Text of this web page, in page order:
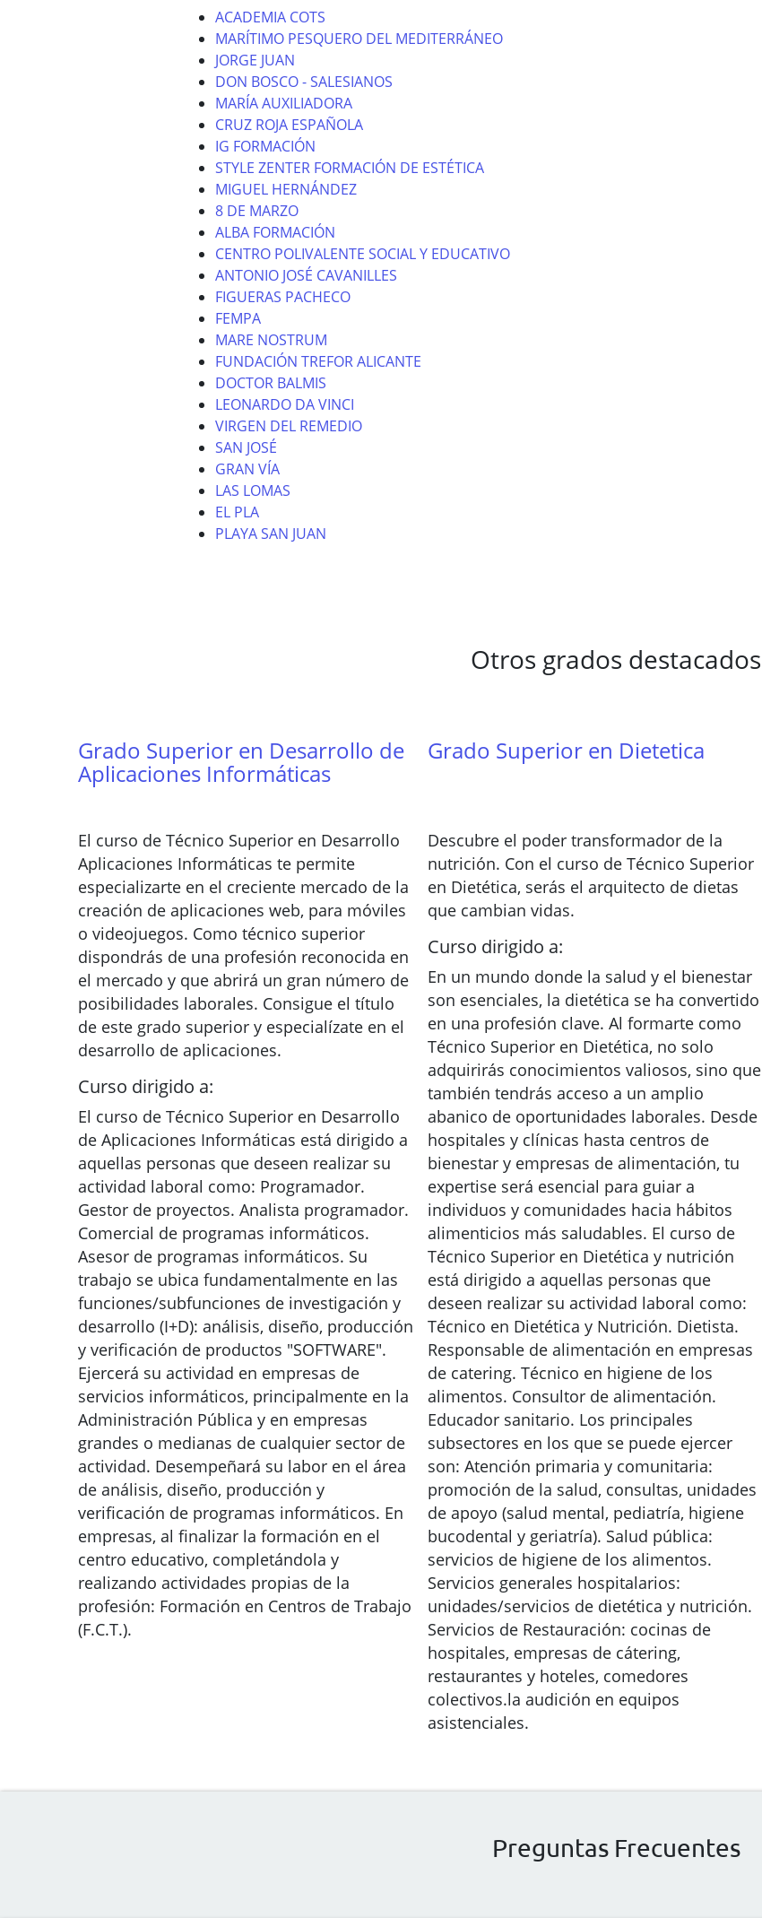
ACADEMIA COTS
MARÍTIMO PESQUERO DEL MEDITERRÁNEO
JORGE JUAN
DON BOSCO - SALESIANOS
MARÍA AUXILIADORA
CRUZ ROJA ESPAÑOLA
IG FORMACIÓN
STYLE ZENTER FORMACIÓN DE ESTÉTICA
MIGUEL HERNÁNDEZ
8 DE MARZO
ALBA FORMACIÓN
CENTRO POLIVALENTE SOCIAL Y EDUCATIVO
ANTONIO JOSÉ CAVANILLES
FIGUERAS PACHECO
FEMPA
MARE NOSTRUM
FUNDACIÓN TREFOR ALICANTE
DOCTOR BALMIS
LEONARDO DA VINCI
VIRGEN DEL REMEDIO
SAN JOSÉ
GRAN VÍA
LAS LOMAS
EL PLA
PLAYA SAN JUAN
Otros grados destacados
Grado Superior en Desarrollo de
Aplicaciones Informáticas
El curso de Técnico Superior en Desarrollo
Aplicaciones Informáticas te permite
especializarte en el creciente mercado de la
creación de aplicaciones web, para móviles
o videojuegos. Como técnico superior
dispondrás de una profesión reconocida en
el mercado y que abrirá un gran número de
posibilidades laborales. Consigue el título
de este grado superior y especialízate en el
desarrollo de aplicaciones.
Curso dirigido a:
El curso de Técnico Superior en Desarrollo
de Aplicaciones Informáticas está dirigido a
aquellas personas que deseen realizar su
actividad laboral como: Programador.
Gestor de proyectos. Analista programador.
Comercial de programas informáticos.
Asesor de programas informáticos. Su
trabajo se ubica fundamentalmente en las
funciones/subfunciones de investigación y
desarrollo (I+D): análisis, diseño, producción
y verificación de productos "SOFTWARE".
Ejercerá su actividad en empresas de
servicios informáticos, principalmente en la
Administración Pública y en empresas
grandes o medianas de cualquier sector de
actividad. Desempeñará su labor en el área
de análisis, diseño, producción y
verificación de programas informáticos. En
empresas, al finalizar la formación en el
centro educativo, completándola y
realizando actividades propias de la
profesión: Formación en Centros de Trabajo
(F.C.T.).
Grado Superior en Dietetica
Descubre el poder transformador de la
nutrición. Con el curso de Técnico Superior
en Dietética, serás el arquitecto de dietas
que cambian vidas.
Curso dirigido a:
En un mundo donde la salud y el bienestar
son esenciales, la dietética se ha convertido
en una profesión clave. Al formarte como
Técnico Superior en Dietética, no solo
adquirirás conocimientos valiosos, sino que
también tendrás acceso a un amplio
abanico de oportunidades laborales. Desde
hospitales y clínicas hasta centros de
bienestar y empresas de alimentación, tu
expertise será esencial para guiar a
individuos y comunidades hacia hábitos
alimenticios más saludables. El curso de
Técnico Superior en Dietética y nutrición
está dirigido a aquellas personas que
deseen realizar su actividad laboral como:
Técnico en Dietética y Nutrición. Dietista.
Responsable de alimentación en empresas
de catering. Técnico en higiene de los
alimentos. Consultor de alimentación.
Educador sanitario. Los principales
subsectores en los que se puede ejercer
son: Atención primaria y comunitaria:
promoción de la salud, consultas, unidades
de apoyo (salud mental, pediatría, higiene
bucodental y geriatría). Salud pública:
servicios de higiene de los alimentos.
Servicios generales hospitalarios:
unidades/servicios de dietética y nutrición.
Servicios de Restauración: cocinas de
hospitales, empresas de cátering,
restaurantes y hoteles, comedores
colectivos.la audición en equipos
asistenciales.
Preguntas Frecuentes